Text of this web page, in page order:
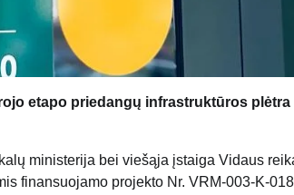
etapo priedangų infrastruktūros plėtra
ministerija bei viešąja įstaiga Vidaus
finansuojamo projekto Nr. VRM-003-K-018